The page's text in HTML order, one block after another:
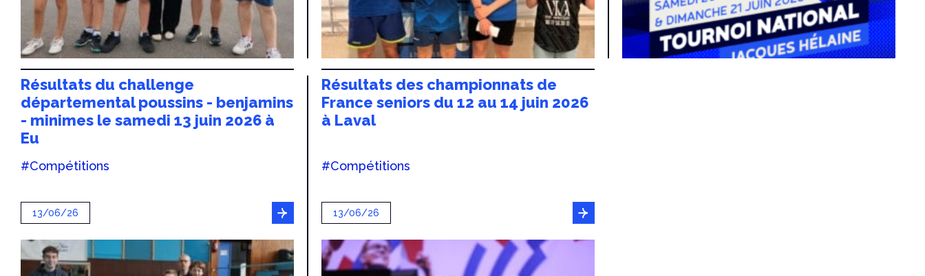
Résultats du challenge
départemental poussins - benjamins
- minimes le samedi 13 juin 2026 à
Eu
#Compétitions
13/06/26
Résultats des championnats de
France seniors du 12 au 14 juin 2026
à Laval
#Compétitions
13/06/26